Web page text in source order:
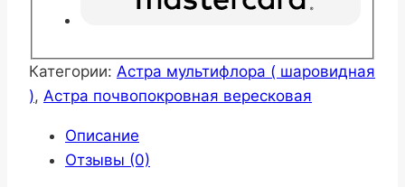
Категории: Астра мультифлора ( шаровидная
), Астра почвопокровная вересковая
Описание
Отзывы (0)